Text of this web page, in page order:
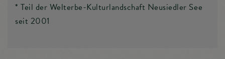
* Teil der Welterbe-Kulturlandschaft Neusiedler See
seit 2001